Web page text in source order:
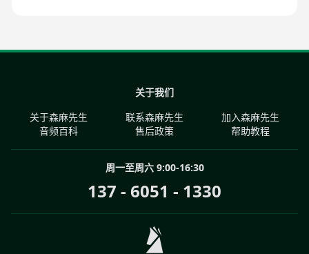
关于我们
关于森麻先生
联系森麻先生
加入森麻先生
音频百科
售后政策 帮助教程
周一至周六 9:00-16:30
137 - 6051 - 1330